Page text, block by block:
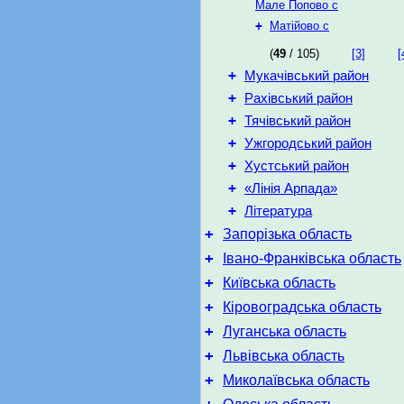
Мале Попово с
+
Матійово с
(49 / 105) [3]
+ Мукачівський район
+ Рахівський район
+ Тячівський район
+ Ужгородський район
+ Хустський район
+ «Лінія Арпада»
+ Література
+ Запорізька область
+ Івано-Франківська область
+ Київська область
+ Кіровоградська область
+ Луганська область
+ Львівська область
+ Миколаївська область